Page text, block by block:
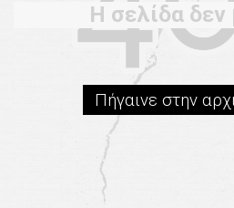
Η σελίδα δεν
Πήγαινε στην